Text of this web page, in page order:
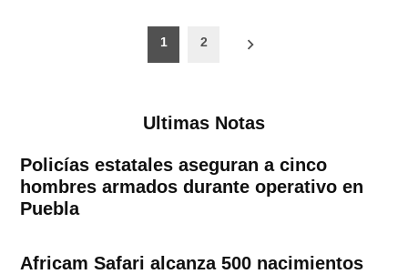
1 2
Ultimas Notas
Policías estatales aseguran a cinco
hombres armados durante operativo en
Puebla
Africam Safari alcanza 500 nacimientos